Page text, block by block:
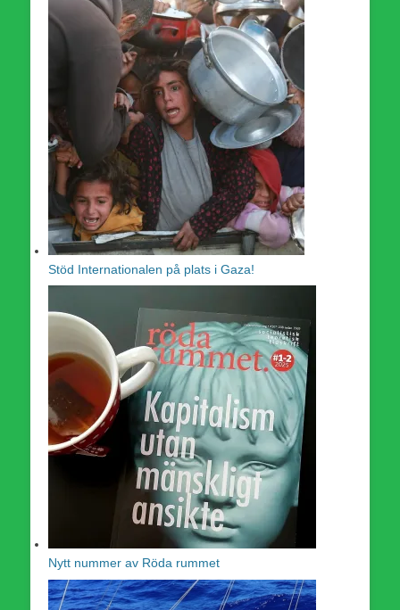
Stöd Internationalen på plats i Gaza!
Nytt nummer av Röda rummet